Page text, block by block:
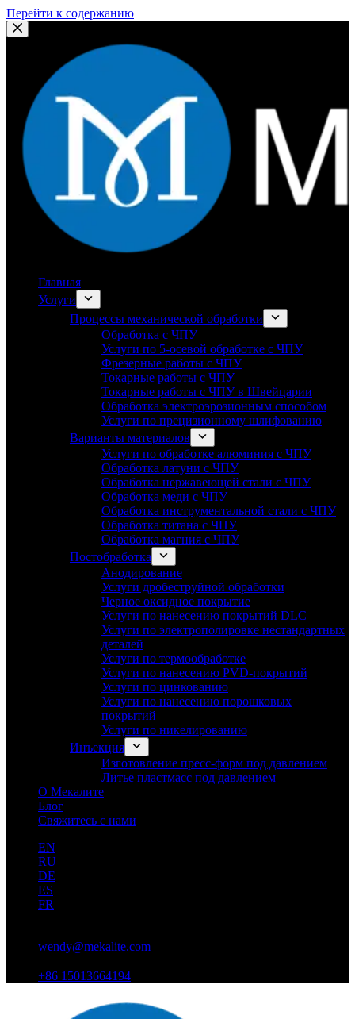
Перейти к содержанию
Главная
Услуги
Процессы механической обработки
Обработка с ЧПУ
Услуги по 5-осевой обработке с ЧПУ
Фрезерные работы с ЧПУ
Токарные работы с ЧПУ
Токарные работы с ЧПУ в Швейцарии
Обработка электроэрозионным способом
Услуги по прецизионному шлифованию
Варианты материалов
Услуги по обработке алюминия с ЧПУ
Обработка латуни с ЧПУ
Обработка нержавеющей стали с ЧПУ
Обработка меди с ЧПУ
Обработка инструментальной стали с ЧПУ
Обработка титана с ЧПУ
Обработка магния с ЧПУ
Постобработка
Анодирование
Услуги дробеструйной обработки
Черное оксидное покрытие
Услуги по нанесению покрытий DLC
Услуги по электрополировке нестандартных
деталей
Услуги по термообработке
Услуги по нанесению PVD-покрытий
Услуги по цинкованию
Услуги по нанесению порошковых
покрытий
Услуги по никелированию
Инъекция
Изготовление пресс-форм под давлением
Литье пластмасс под давлением
О Мекалите
Блог
Свяжитесь с нами
EN
RU
DE
ES
FR
wendy@mekalite.com
+86 15013664194